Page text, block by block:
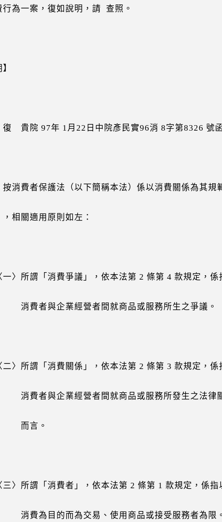
為一案，復如說明，請 查照。
】
貴院 97年 1月22日中院彥民實96消 8字第8326 號函
消費者保護法（以下簡稱本法）係以消費關係為其規
關適用原則如左：
所謂「消費爭議」，依本法第 2 條第 4 款規定，係
者與企業經營者間就商品或服務所生之爭議。
所謂「消費關係」，依本法第 2 條第 3 款規定，係
者與企業經營者間就商品或服務所發生之法律
言。
所謂「消費者」，依本法第 2 條第 1 款規定，係指
為目的而為交易、使用商品或接受服務者為限